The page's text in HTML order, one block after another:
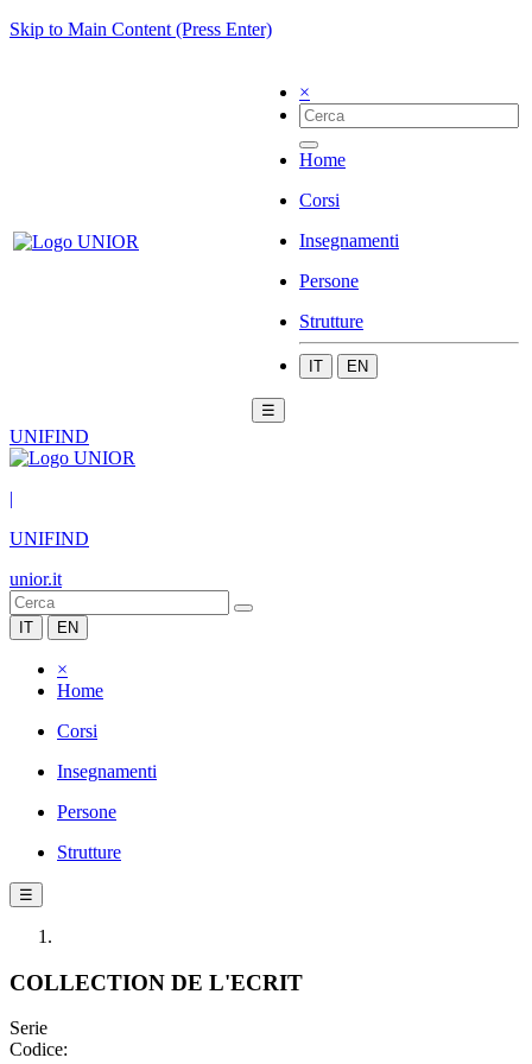
Skip to Main Content (Press Enter)
×
Home
Corsi
Insegnamenti
Persone
Strutture
IT EN
☰
UNIFIND
|
UNIFIND
unior.it
IT EN
×
Home
Corsi
Insegnamenti
Persone
Strutture
☰
COLLECTION DE L'ECRIT
Serie
Codice: